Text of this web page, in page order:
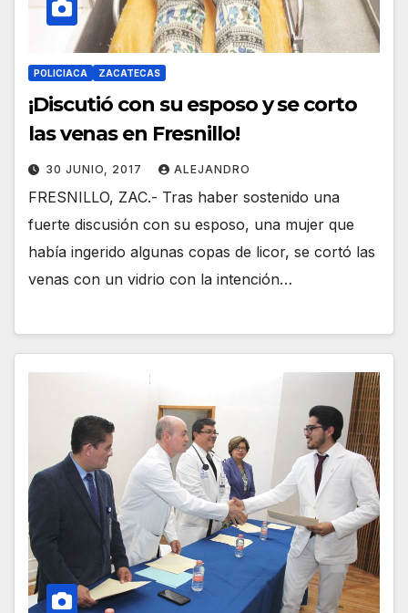
POLICIACA ZACATECAS
¡Discutió con su esposo y se corto
las venas en Fresnillo!
30 JUNIO, 2017 ALEJANDRO
FRESNILLO, ZAC.- Tras haber sostenido una
fuerte discusión con su esposo, una mujer que
había ingerido algunas copas de licor, se cortó las
venas con un vidrio con la intención…